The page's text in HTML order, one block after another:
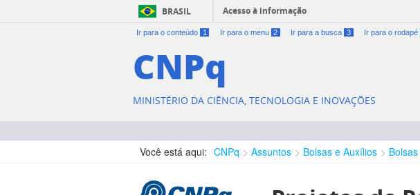
BRASIL Acesso à informação
Ir para o conteúdo 1 Ir para o menu 2 Ir para a busca 3 Ir para o rodapé
CNPq
MINISTÉRIO DA CIÊNCIA, TECNOLOGIA E INOVAÇÕES
Você está aqui: CNPq Assuntos Bolsas e Auxílios